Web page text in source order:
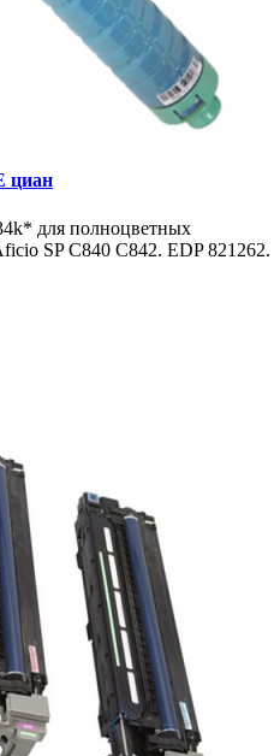
циан
для полноцветных
SP C840 C842. EDP 821262.